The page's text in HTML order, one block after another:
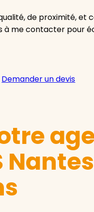
de proximité, et
à me contacter pour
Demander un devis